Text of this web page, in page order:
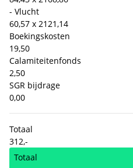
- Vlucht
60,57 x 2121,14
Boekingskosten
19,50
Calamiteitenfonds
2,50
SGR bijdrage
0,00
Totaal
312,-
Totaal